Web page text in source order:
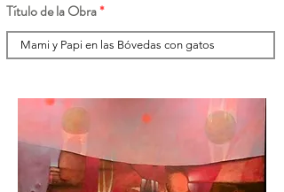
Título de la Obra